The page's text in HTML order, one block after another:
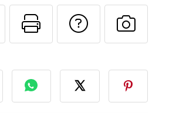
Enviar esta receita
Imprima esta
Falar
Fez